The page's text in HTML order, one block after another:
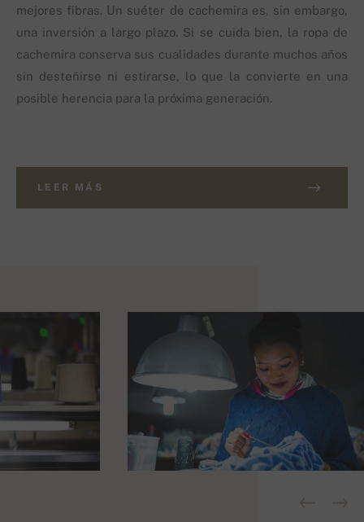
mejores fibras. Un suéter de cachemira es, sin embargo,
una inversión a largo plazo. Si se cuida bien, la ropa de
cachemira conserva sus cualidades durante muchos años
sin desteñirse ni estirarse, lo que la convierte en una
posible herencia para la próxima generación.
LEER MÁS